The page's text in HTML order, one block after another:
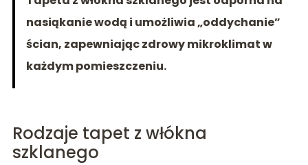
nasiąkanie wodą i umożliwia „oddychanie”
ścian, zapewniając zdrowy mikroklimat w
każdym pomieszczeniu.
Rodzaje tapet z włókna
szklanego